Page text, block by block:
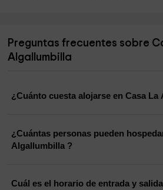
Preguntas frecuentes sobre
Algallumbilla
¿Cuánto cuesta alojarse en Casa La
¿Cuántas personas pueden
Algallumbilla ?
Cuál es el horario de entrada y salida de